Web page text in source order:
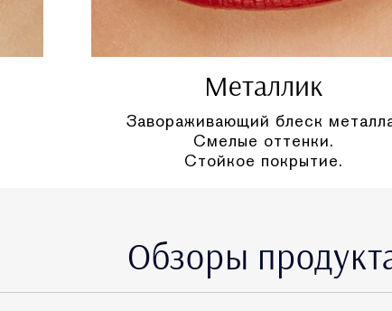
Металлик
Завораживающий блеск
Смелые оттенки.
Стойкое покрытие.
Обзоры